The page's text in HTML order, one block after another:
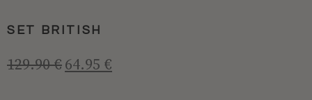
različic.
lahko
SET BRITISH
129.90€ Izvirna
cena
64.95 €
cena